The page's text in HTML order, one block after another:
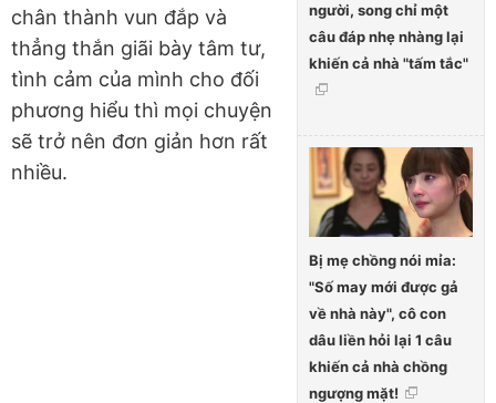
người, song chỉ một
câu đáp nhẹ nhàng lại
khiến cả nhà "tấm tắc"
Bị mẹ chồng nói mỉa:
"Số may mới được gả
về nhà này", cô con
dâu liền hỏi lại 1 câu
khiến cả nhà chồng
ngượng mặt!
chân thành vun đắp và
thẳng thắn giãi bày tâm tư,
tình cảm của mình cho đối
phương hiểu thì mọi chuyện
sẽ trở nên đơn giản hơn rất
nhiều.